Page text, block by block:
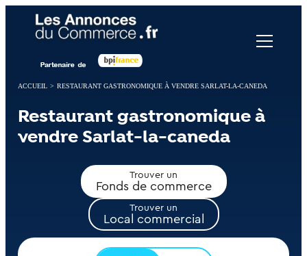
ACCUEIL > RESTAURANT GASTRONOMIQUE À VENDRE SARLAT-LA-CANEDA
Restaurant gastronomique à
vendre Sarlat-la-caneda
Trouver un
Fonds de commerce
Trouver un
Local commercial
Panneau de gestion des cookies